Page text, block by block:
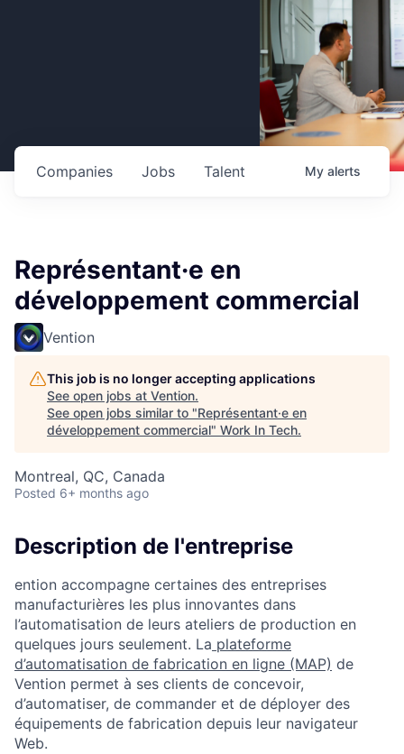
Jobs
Companies Talent My alerts
Représentant·e en
développement commercial
Vention
This job is no longer accepting applications
See open jobs at Vention.
See open jobs similar to "Représentant·e en
développement commercial" Work In Tech.
Montreal, QC, Canada
Posted 6+ months ago
Description de l'entreprise
ention accompagne certaines des entreprises
manufacturières les plus innovantes dans
l’automatisation de leurs ateliers de production en
quelques jours seulement. La plateforme
d’automatisation de fabrication en ligne (MAP) de
Vention permet à ses clients de concevoir,
d’automatiser, de commander et de déployer des
équipements de fabrication depuis leur navigateur
Web.